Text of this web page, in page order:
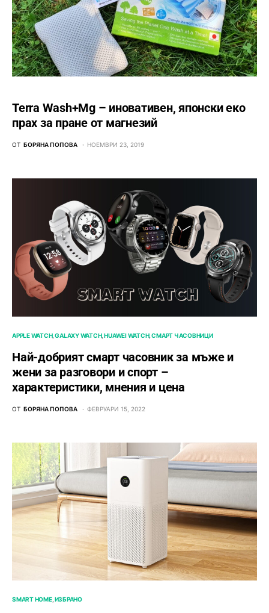
Terra Wash+Mg – иновативен, японски еко
прах за пране от магнезий
ОТ БОРЯНА ПОПОВА НОЕМВРИ 23, 2019
APPLE WATCH GALAXY WATCH HUAWEI WATCH СМАРТ ЧАСОВНИЦИ
Най-добрият смарт часовник за мъже и
жени за разговори и спорт –
характеристики, мнения и цена
ОТ БОРЯНА ПОПОВА ФЕВРУАРИ 15, 2022
SMART HOME ИЗБРАНО